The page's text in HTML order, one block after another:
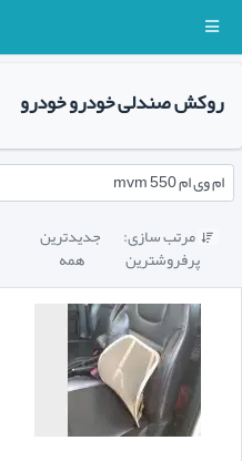
روکش صندلی خودرو خودرو
ام وی ام mvm 550
 مرتب سازی: جدیدترین
پرفروشترین
همه